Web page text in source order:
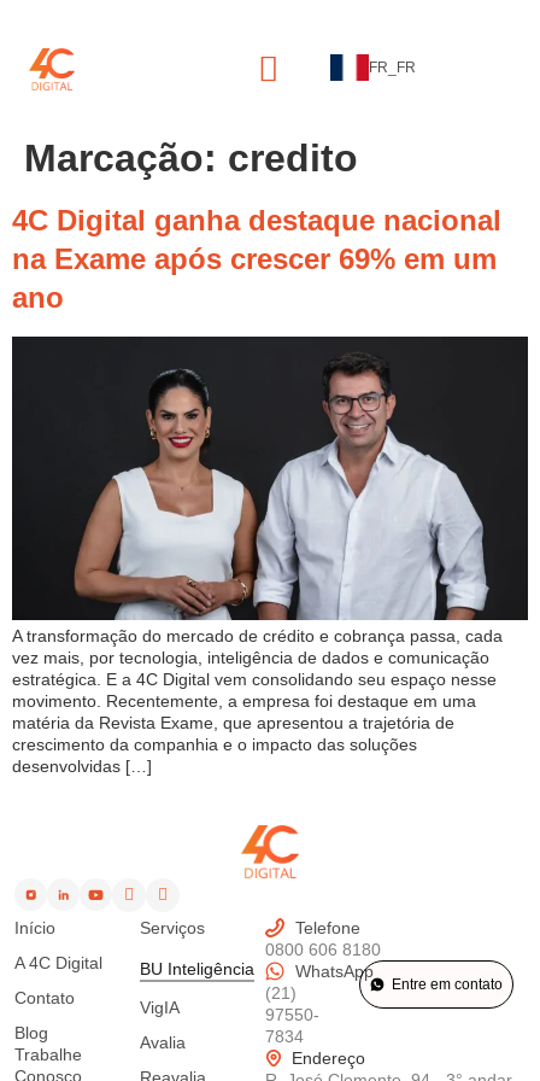
FR_FR
Marcação: credito
4C Digital ganha destaque nacional
na Exame após crescer 69% em um
ano
A transformação do mercado de crédito e cobrança passa, cada
vez mais, por tecnologia, inteligência de dados e comunicação
estratégica. E a 4C Digital vem consolidando seu espaço nesse
movimento. Recentemente, a empresa foi destaque em uma
matéria da Revista Exame, que apresentou a trajetória de
crescimento da companhia e o impacto das soluções
desenvolvidas […]
Início
A 4C Digital
Contato
Blog
Trabalhe
Conosco
BU Inteligência
VigIA
Avalia
Serviços
Telefone
0800 606 8180
WhatsApp
(21)
97550-
7834
Entre em contato
Endereço